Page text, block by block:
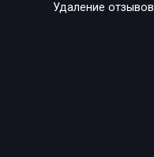
Удаление отзывов